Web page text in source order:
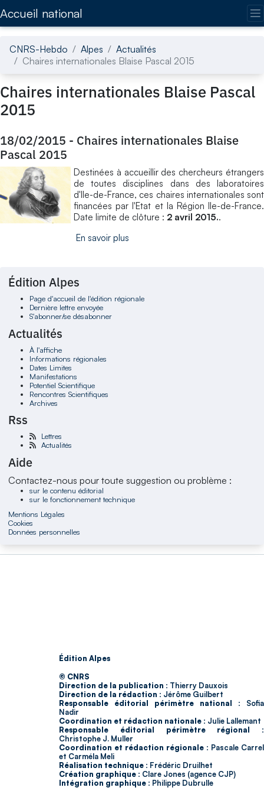
Accueil national
CNRS-Hebdo Alpes
Actualités
Chaires internationales Blaise Pascal 2015
Chaires internationales Blaise Pascal
2015
18/02/2015 - Chaires internationales Blaise
Pascal 2015
Destinées à accueillir des chercheurs étrangers
de toutes disciplines dans des laboratoires
d'Ile-de-France, ces chaires internationales sont
financées par l'Etat et la Région Ile-de-France.
Date limite de clôture : 2 avril 2015..
En savoir plus
Édition Alpes
Page d'accueil de l'édition régionale
Dernière lettre envoyée
S'abonner/se désabonner
Actualités
À l'affiche
Informations régionales
Dates Limites
Manifestations
Potentiel Scientifique
Rencontres Scientifiques
Archives
Rss
Lettres
Actualités
Aide
Contactez-nous pour toute suggestion ou problème :
sur le contenu éditorial
sur le fonctionnement technique
Mentions Légales
Cookies
Données personnelles
Édition Alpes
© CNRS
Direction de la publication : Thierry Dauxois
Direction de la rédaction : Jérôme Guilbert
Responsable éditorial périmètre national : Sofia
Nadir
Coordination et rédaction nationale : Julie Lallemant
Responsable éditorial périmètre régional :
Christophe J. Muller
Coordination et rédaction régionale : Pascale Carrel
et Carméla Meli
Réalisation technique : Frédéric Druilhet
Création graphique : Clare Jones (agence CJP)
Intégration graphique : Philippe Dubrulle